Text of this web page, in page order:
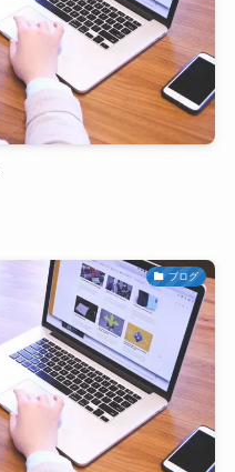
ブログ